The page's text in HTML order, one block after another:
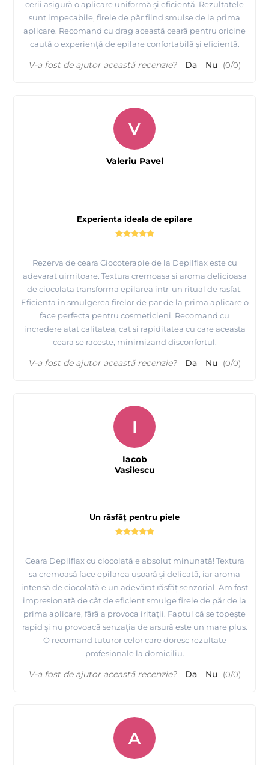
cerii asigură o aplicare uniformă și eficientă. Rezultatele
sunt impecabile, firele de păr fiind smulse de la prima
aplicare. Recomand cu drag această ceară pentru oricine
caută o experiență de epilare confortabilă și eficientă.
V-a fost de ajutor această recenzie? Da Nu (0/0)
Experienta ideala de epilare
Rezerva de ceara Ciocoterapie de la Depilflax este cu
adevarat uimitoare. Textura cremoasa si aroma delicioasa
de ciocolata transforma epilarea intr-un ritual de rasfat.
Eficienta in smulgerea firelor de par de la prima aplicare o
face perfecta pentru cosmeticieni. Recomand cu
incredere atat calitatea, cat si rapiditatea cu care aceasta
ceara se raceste, minimizand disconfortul.
V
Valeriu Pavel
V-a fost de ajutor această recenzie? Da Nu (0/0)
Un răsfăț pentru piele
Ceara Depilflax cu ciocolată e absolut minunată! Textura
sa cremoasă face epilarea ușoară și delicată, iar aroma
intensă de ciocolată e un adevărat răsfăț senzorial. Am fost
impresionată de cât de eficient smulge firele de păr de la
prima aplicare, fără a provoca iritații. Faptul că se topește
rapid și nu provoacă senzația de arsură este un mare plus.
O recomand tuturor celor care doresc rezultate
profesionale la domiciliu.
I
Iacob
Vasilescu
V-a fost de ajutor această recenzie? Da Nu (0/0)
A